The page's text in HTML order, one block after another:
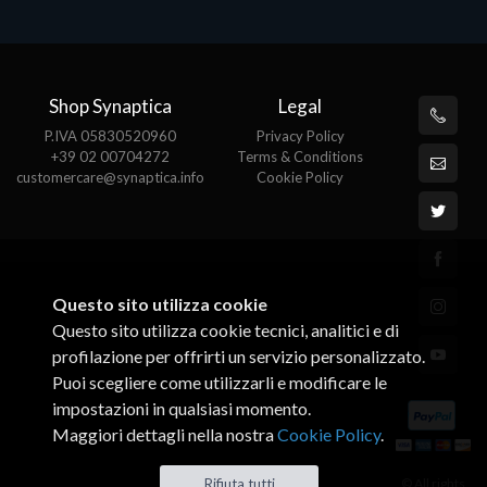
Shop Synaptica
P.IVA 05830520960
+39 02 00704272
customercare@synaptica.info
Legal
Privacy Policy
Terms & Conditions
Cookie Policy
Questo sito utilizza cookie
Questo sito utilizza cookie tecnici, analitici e di
profilazione per offrirti un servizio personalizzato.
Puoi scegliere come utilizzarli e modificare le
impostazioni in qualsiasi momento.
Maggiori dettagli nella nostraCookie Policy.